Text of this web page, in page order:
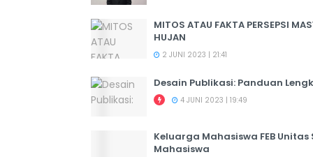
MITOS ATAU FAKTA PERSEPSI
HUJAN
2 JUNI 2023 | 21:41
Desain Publikasi: Panduan
4 JUNI 2023 | 19:49
Keluarga Mahasiswa FEB
Mahasiswa